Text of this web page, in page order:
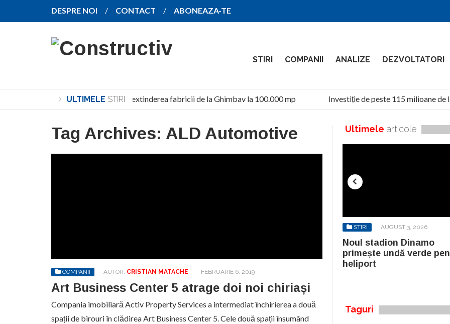
DESPRE NOI CONTACT ABONEAZA-TE
STIRI COMPANII ANALIZE DEZVOLTATORI
ULTIMELE STIRI
SANY pregătește extinderea fabricii de la Ghimbav la 100.000 mp Investiție de peste 115 milioane de
Tag Archives: ALD Automotive
COMPANII AUTOR: CRISTIAN MATACHE - FEBRUARIE 6, 2019
Art Business Center 5 atrage doi noi chiriași
Compania imobiliară Activ Property Services a intermediat închirierea a două
spații de birouri în clădirea Art Business Center 5. Cele două spații însumând
Ultimele articole
STIRI AUGUST 3, 2026
Noul stadion Dinamo
primește undă verde
heliport
Taguri